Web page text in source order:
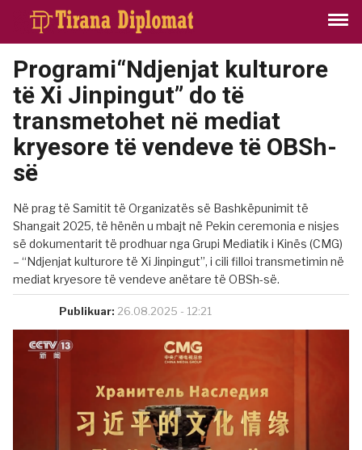
Programi“Ndjenjat kulturore
të Xi Jinpingut” do të
transmetohet në mediat
kryesore të vendeve të OBSh-
së
Në prag të Samitit të Organizatës së Bashkëpunimit të
Shangait 2025, të hënën u mbajt në Pekin ceremonia e nisjes
së dokumentarit të prodhuar nga Grupi Mediatik i Kinës (CMG)
– “Ndjenjat kulturore të Xi Jinpingut”, i cili filloi transmetimin në
mediat kryesore të vendeve anëtare të OBSh-së.
Publikuar: 26.08.2025 - 12:21